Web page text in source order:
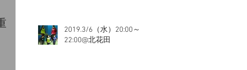
2019.3/6（水）20:00～
22:00@北花田